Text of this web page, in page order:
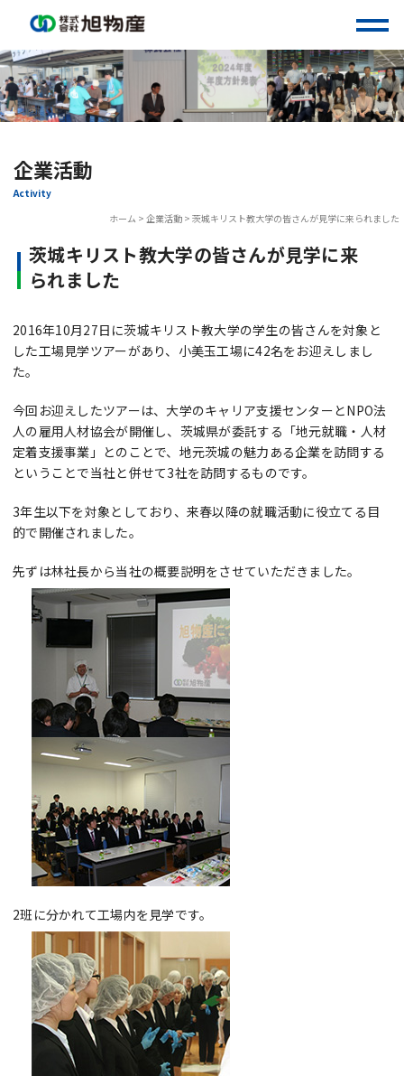
Skip
to
content
企業活動
Activity
ホーム > 企業活動 > 茨城キリスト教大学の皆さんが見学に来られました
茨城キリスト教大学の皆さんが見学に来
られました
2016年10月27日に茨城キリスト教大学の学生の皆さんを対象と
した工場見学ツアーがあり、小美玉工場に42名をお迎えしまし
た。
今回お迎えしたツアーは、大学のキャリア支援センターとNPO法
人の雇用人材協会が開催し、茨城県が委託する「地元就職・人材
定着支援事業」とのことで、地元茨城の魅力ある企業を訪問する
ということで当社と併せて3社を訪問するものです。
3年生以下を対象としており、来春以降の就職活動に役立てる目
的で開催されました。
先ずは林社長から当社の概要説明をさせていただきました。
2班に分かれて工場内を見学です。